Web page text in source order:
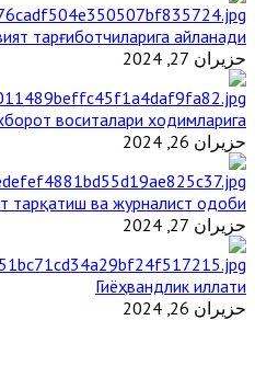
тарғиботчиларига айланади
حزيران 27, 2024
воситалари ходимларига
حزيران 26, 2024
тарқатиш ва журналист одоби
حزيران 27, 2024
Гиёҳвандлик иллати
حزيران 26, 2024